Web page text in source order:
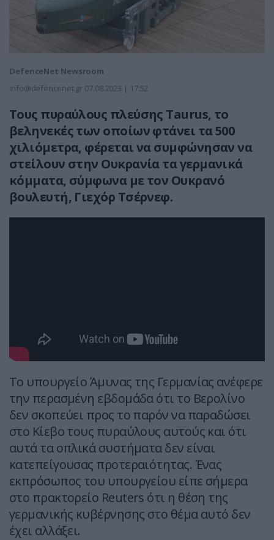
DefenceNet Newsroom
info@defencenet.gr 07.08.2023 | 17:52
Τους πυραύλους πλεύσης Taurus, το
βεληνεκές των οποίων φτάνει τα 500
χιλιόμετρα, φέρεται να συμφώνησαν να
στείλουν στην Ουκρανία τα γερμανικά
κόμματα, σύμφωνα με τον Ουκρανό
βουλευτή, Γιεχόρ Τσέρνεφ.
Το υπουργείο Άμυνας της Γερμανίας ανέφερε
την περασμένη εβδομάδα ότι το Βερολίνο
δεν σκοπεύει προς το παρόν να παραδώσει
στο Κίεβο τους πυραύλους αυτούς και ότι
αυτά τα οπλικά συστήματα δεν είναι
κατεπείγουσας προτεραιότητας. Ένας
εκπρόσωπος του υπουργείου είπε σήμερα
στο πρακτορείο Reuters ότι η θέση της
γερμανικής κυβέρνησης στο θέμα αυτό δεν
έχει αλλάξει.